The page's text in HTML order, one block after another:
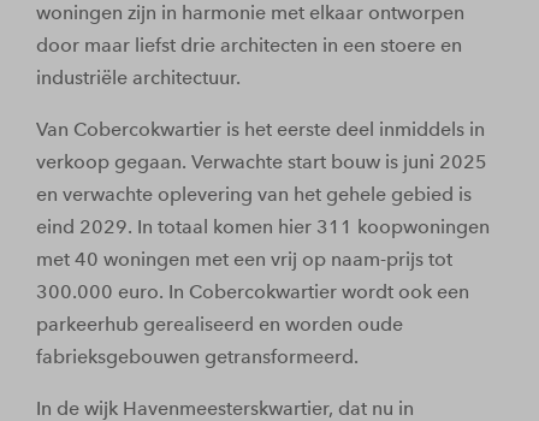
woningen zijn in harmonie met elkaar ontworpen
door maar liefst drie architecten in een stoere en
industriële architectuur.
Van Cobercokwartier is het eerste deel inmiddels in
verkoop gegaan. Verwachte start bouw is juni 2025
en verwachte oplevering van het gehele gebied is
eind 2029. In totaal komen hier 311 koopwoningen
met 40 woningen met een vrij op naam-prijs tot
300.000 euro. In Cobercokwartier wordt ook een
parkeerhub gerealiseerd en worden oude
fabrieksgebouwen getransformeerd.
In de wijk Havenmeesterskwartier, dat nu in